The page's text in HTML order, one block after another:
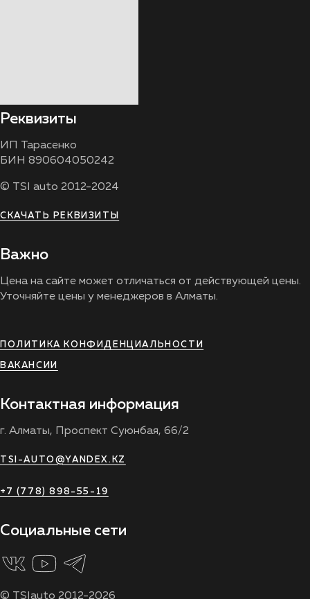
Реквизиты
ИП Тарасенко
БИН 890604050242
© TSI auto 2012-2024
СКАЧАТЬ РЕКВИЗИТЫ
Важно
Цена на сайте может отличаться от действующей цены.
Уточняйте цены у менеджеров в Алматы.
ПОЛИТИКА КОНФИДЕНЦИАЛЬНОСТИ
ВАКАНСИИ
Контактная информация
г. Алматы, Проспект Суюнбая, 66/2
TSI-AUTO@YANDEX.KZ
+7 (778) 898-55-19
Социальные сети
© TSIauto 2012-2026